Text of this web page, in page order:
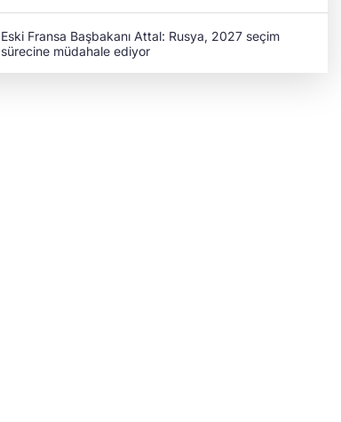
Eski Fransa Başbakanı Attal: Rusya, 2027 seçim
sürecine müdahale ediyor